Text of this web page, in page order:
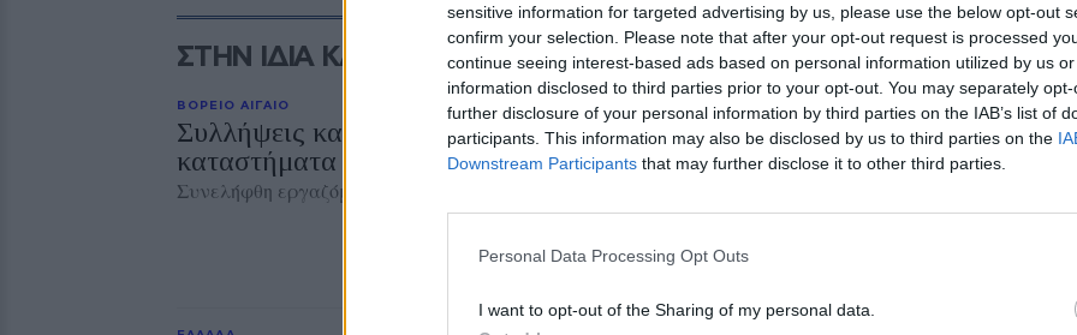
sensitive information for targeted advertising by us, please use the below opt-out
confirm your selection. Please note that after your opt-out request is processed
continue seeing interest-based ads based on personal information utilized by us
information disclosed to third parties prior to your opt-out. You may separately
further disclosure of your personal information by third parties on the IAB’s list of
participants. This information may also be disclosed by us to third parties on the
Downstream Participants that may further disclose it to other third parties.
Personal Data Processing Opt Outs
I want to opt-out of the Sharing of my personal data.
ΣΤΗΝ ΙΔΙΑ ΚΑΤΗΓΟΡΙΑ
ΒΟΡΕΙΟ ΑΙΓΑΙΟ
Συλλήψεις και στη Λήμνο για μουσική στα
καταστήματα
Συνελήφθη εργαζόμενος και κατασχέθηκε ενισχυτής ήχου